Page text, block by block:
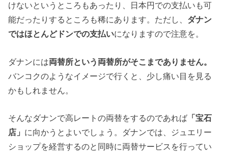
けないというところもあったり、日本円での支払いも可
能だったりするところも稀にあります。ただし、 ダナン
ではほとんどドンでの支払いになりますので注意を。
ダナンには両替所という両替所がそこまでありません。
バンコクのようなイメージで行くと、少し痛い目を見る
かもしれません。
そんなダナンで高レートの両替をするのであれば 「宝石
店」 に向かうとよいでしょう。ダナンでは、ジュエリー
ショップを経営するのと同時に両替サービスを行ってい